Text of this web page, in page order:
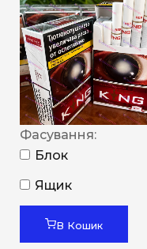
Фасування:
Блок
Ящик
В Кошик